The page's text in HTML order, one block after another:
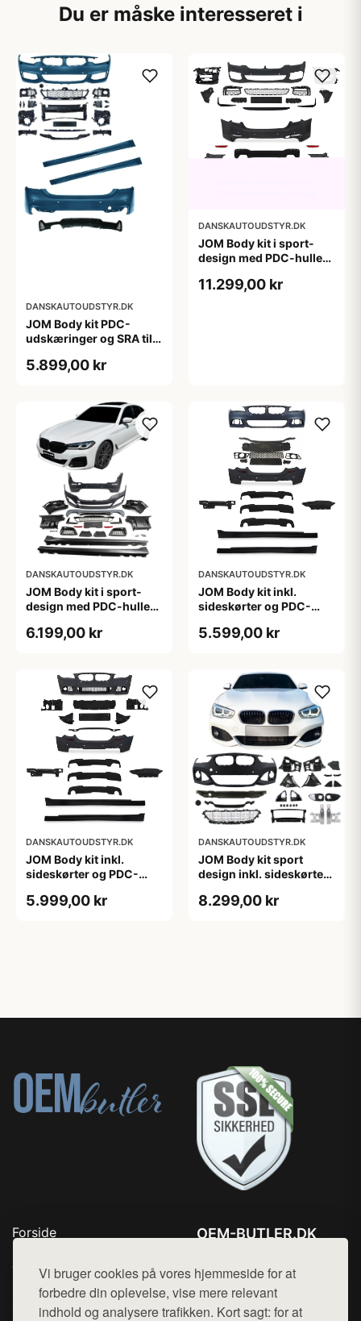
Vi bruger cookies på vores hjemmeside for at
forbedre din oplevelse, vise mere relevant
indhold og analysere trafikken. Kort sagt: for at
Du er måske interesseret i
DANSKAUTOUDSTYR.DK
JOM Body kit PDC-
udskæringer og SRA til
Coupé , 2014
5.899,00 kr
DANSKAUTOUDSTYR.DK
JOM Body kit i sport-
design med PDC-huller
G30, 2017
11.299,00 kr
DANSKAUTOUDSTYR.DK
JOM Body kit i sport-
design med PDC-huller
årgang 2020-,
6.199,00 kr
DANSKAUTOUDSTYR.DK
JOM Body kit inkl.
sideskørter og PDC-
F10 LCI, 20132017
5.599,00 kr
DANSKAUTOUDSTYR.DK
JOM Body kit inkl.
sideskørter og PDC-
F10 sedan, Årgang
5.999,00 kr
DANSKAUTOUDSTYR.DK
JOM Body kit sport
design inkl. sideskørter
BMW 1 serie F20 LCI 5-
8.299,00 kr
Forside
Top Rabatter
Blog
Kontakt
OEM-BUTLER.DK
Mail: hej@want.dk